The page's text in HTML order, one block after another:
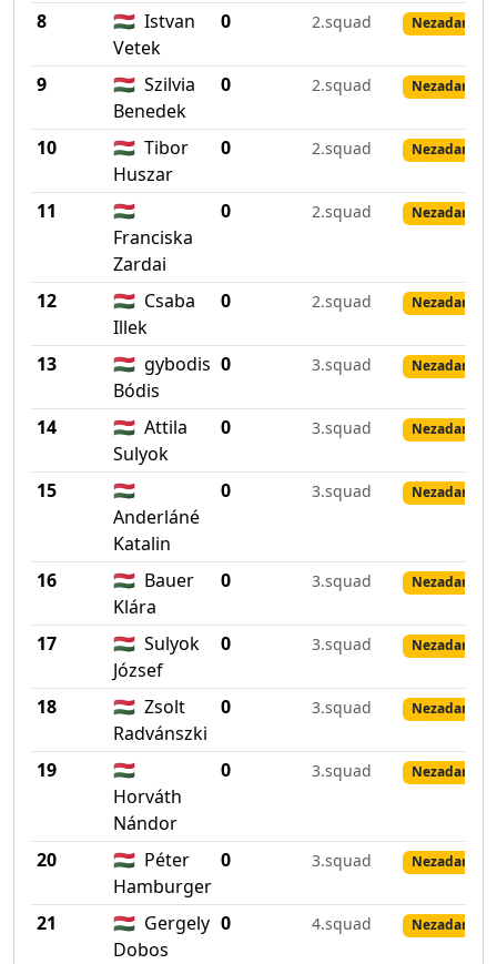
8 🇭🇺 Istvan
Vetek
0 2.squad Nezadané
9 🇭🇺 Szilvia
Benedek
0 2.squad Nezadané
10 🇭🇺 Tibor
Huszar
0 2.squad Nezadané
11
🇭🇺
Franciska
Zardai
0 2.squad Nezadané
12 🇭🇺 Csaba
Illek
0 2.squad Nezadané
13 🇭🇺 gybodis
Bódis
0 3.squad Nezadané
14 🇭🇺 Attila
Sulyok
0 3.squad Nezadané
15
🇭🇺
Anderláné
Katalin
0 3.squad Nezadané
16 🇭🇺 Bauer
Klára
0 3.squad Nezadané
17 🇭🇺 Sulyok
József
0 3.squad Nezadané
18 🇭🇺 Zsolt
Radvánszki
0 3.squad Nezadané
19
🇭🇺
Horváth
Nándor
0 3.squad Nezadané
20 🇭🇺 Péter
Hamburger
0 3.squad Nezadané
21 🇭🇺 Gergely
Dobos
0 4.squad Nezadané